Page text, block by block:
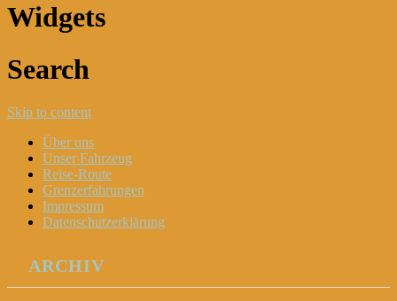
Widgets
Search
Skip to content
Über uns
Unser Fahrzeug
Reise-Route
Grenzerfahrungen
Impressum
Datenschutzerklärung
ARCHIV